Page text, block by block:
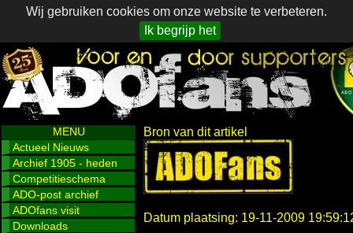
Wij gebruiken cookies om onze website te verbeteren.
Ik begrijp het
MENU
Actueel Nieuws
Archief 1905 - heden
Competitieschema
ADO-post archief
ADOfans visit
Downloads
Bron van dit artikel
Datum plaatsing: 19-11-2009